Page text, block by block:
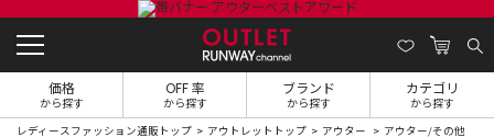
価格
から探す
OFF 率
から探す
ブランド
から探す
カテゴリ
から探す
レディースファッション通販トップ アウトレットトップ アウター アウター/その他